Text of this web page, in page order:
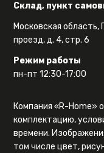
Склад, пункт
Московская
проезд, д. 4, стр. 6
Режим работы
пн-пт 12:30-17:00
Компания «R-Home»
комплектацию,
времени.
том числе цвет,